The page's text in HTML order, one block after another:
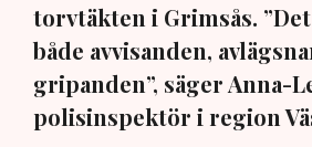
torvtäkten i Grimsås.
både avvisanden,
gripanden”, säger Anna-
polisinspektör i region